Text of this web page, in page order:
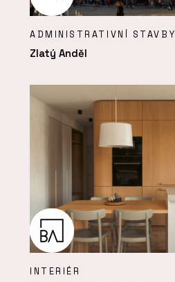
ADMINISTRATIVNÍ STAVBY
Zlatý Anděl
INTERIÉR